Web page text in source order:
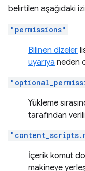
belirtilen aşağıdaki
"permissions"
Bilinen dizeler
uyarıya neden
Yükleme
tarafından
İçerik komut
makineye